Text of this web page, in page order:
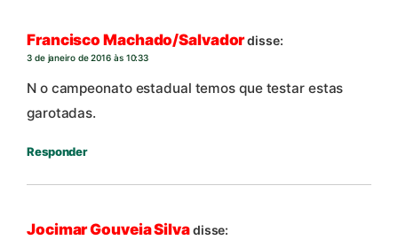
Francisco Machado/Salvadordisse:
3 de janeiro de 2016 às 10:33
N o campeonato estadual temos que testar estas
garotadas.
Responder
Jocimar Gouveia Silvadisse: